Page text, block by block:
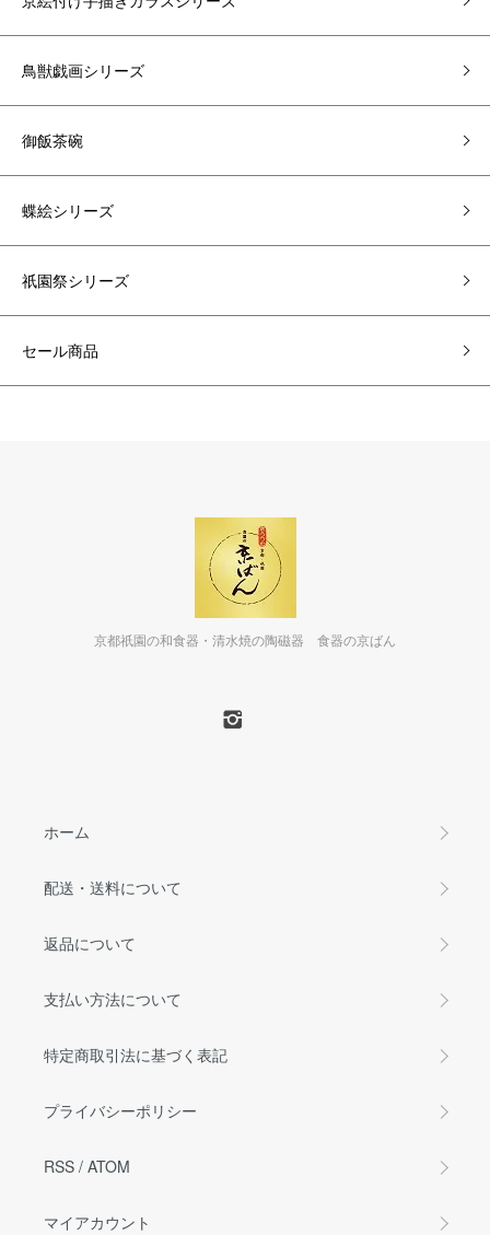
鳥獣戯画シリーズ
御飯茶碗
蝶絵シリーズ
祇園祭シリーズ
セール商品
京都祇園の和食器・清水焼の陶磁器 食器の京ばん
ホーム
配送・送料について
返品について
支払い方法について
特定商取引法に基づく表記
プライバシーポリシー
RSS / ATOM
マイアカウント